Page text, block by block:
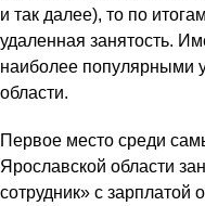
и так далее), то по
удаленная занятость.
наиболее популярными
области.
Первое место среди
Ярославской области
сотрудник» с зарплатой